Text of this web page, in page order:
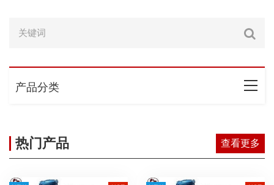
产品分类
热门产品 查看更多